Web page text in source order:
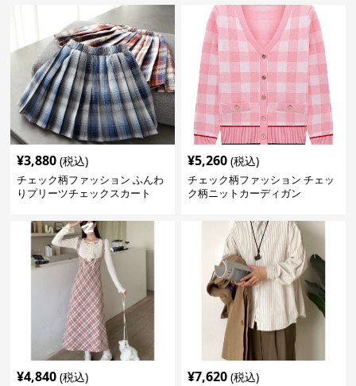
¥3,880 (税込)
チェック柄ファッション ふんわ
りプリーツチェックスカート
¥5,260 (税込)
チェック柄ファッション チェッ
ク柄ニットカーディガン
¥4,840 (税込) ¥7,620 (税込)